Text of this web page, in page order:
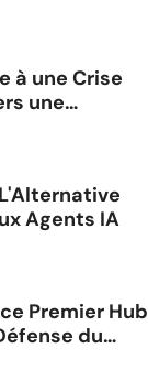
à une Crise
une
Stratégique
Agents IA
Premier Hub
du